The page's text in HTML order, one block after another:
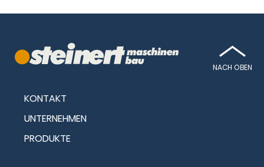
Informationen zum Umgang mit Nutzerdaten finden
Sie in unserer Datenschutz.
05
FOOTER
QUICKLINKS
KONTAKT
UNTERNEHMEN
PRODUKTE
NACH OBEN